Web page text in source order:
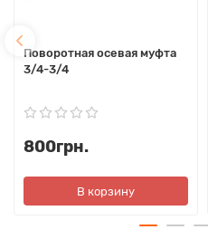
Поворотная осевая муфта
3/4-3/4
800грн.
В корзину